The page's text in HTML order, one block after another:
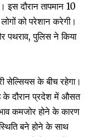
दौरान तापमान 10
को परेशान करेगी।
पथराव, पुलिस ने किया
सेल्सियस के बीच रहेगा।
के दौरान प्रदेश में औसत
कमजोर होने के कारण
बने होने के साथ